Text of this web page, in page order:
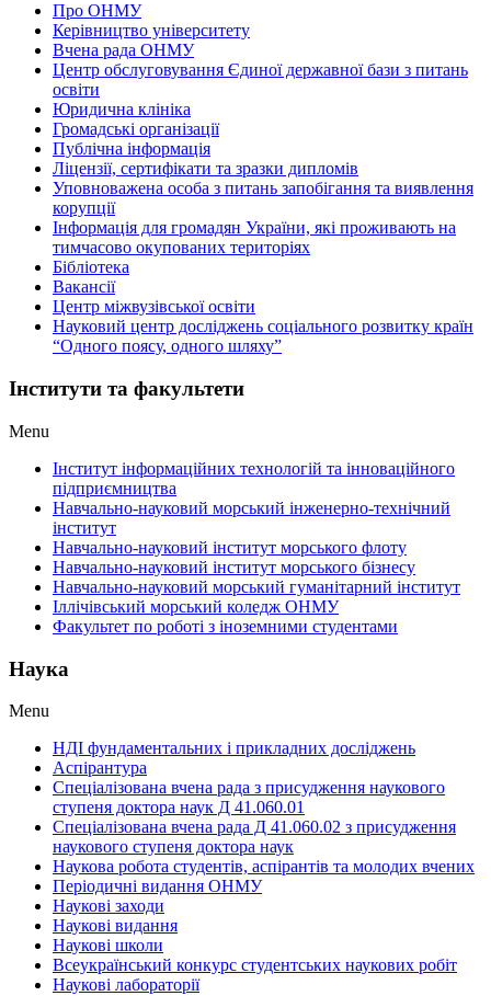
Про ОНМУ
Керівництво університету
Вчена рада ОНМУ
Центр обслуговування Єдиної державної бази з питань
освіти
Юридична клініка
Громадські організації
Публічна інформація
Ліцензії, сертифікати та зразки дипломів
Уповноважена особа з питань запобігання та виявлення
корупції
Інформація для громадян України, які проживають на
тимчасово окупованих територіях
Бібліотека
Вакансії
Центр міжвузівської освіти
Науковий центр досліджень соціального розвитку країн
“Одного поясу, одного шляху”
Інститути та факультети
Menu
Інститут інформаційних технологій та інноваційного
підприємництва
Навчально-науковий морський інженерно-технічний
інститут
Навчально-науковий інститут морського флоту
Навчально-науковий інститут морського бізнесу
Навчально-науковий морський гуманітарний інститут
Іллічівський морський коледж ОНМУ
Факультет по роботі з іноземними студентами
Наука
Menu
НДІ фундаментальних і прикладних досліджень
Аспірантура
Спеціалізована вчена рада з присудження наукового
ступеня доктора наук Д 41.060.01
Спеціалізована вчена рада Д 41.060.02 з присудження
наукового ступеня доктора наук
Наукова робота студентів, аспірантів та молодих вчених
Періодичні видання ОНМУ
Наукові заходи
Наукові видання
Наукові школи
Всеукраїнський конкурс студентських наукових робіт
Наукові лабораторії